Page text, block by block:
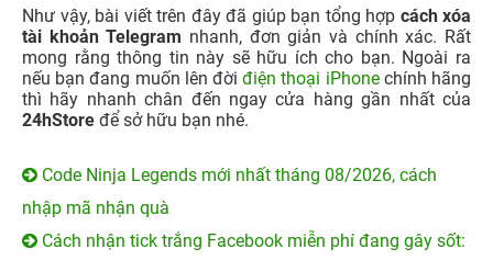
Như vậy, bài viết trên đây đã giúp bạn tổng hợp cách xóa
tài khoản Telegram nhanh, đơn giản và chính xác. Rất
mong rằng thông tin này sẽ hữu ích cho bạn. Ngoài ra
nếu bạn đang muốn lên đờiđiện thoại iPhonechính hãng
thì hãy nhanh chân đến ngay cửa hàng gần nhất của
24hStore để sở hữu bạn nhé.
Code Ninja Legends mới nhất tháng 08/2026, cách
nhập mã nhận quà
Cách nhận tick trắng Facebook miễn phí đang gây sốt: